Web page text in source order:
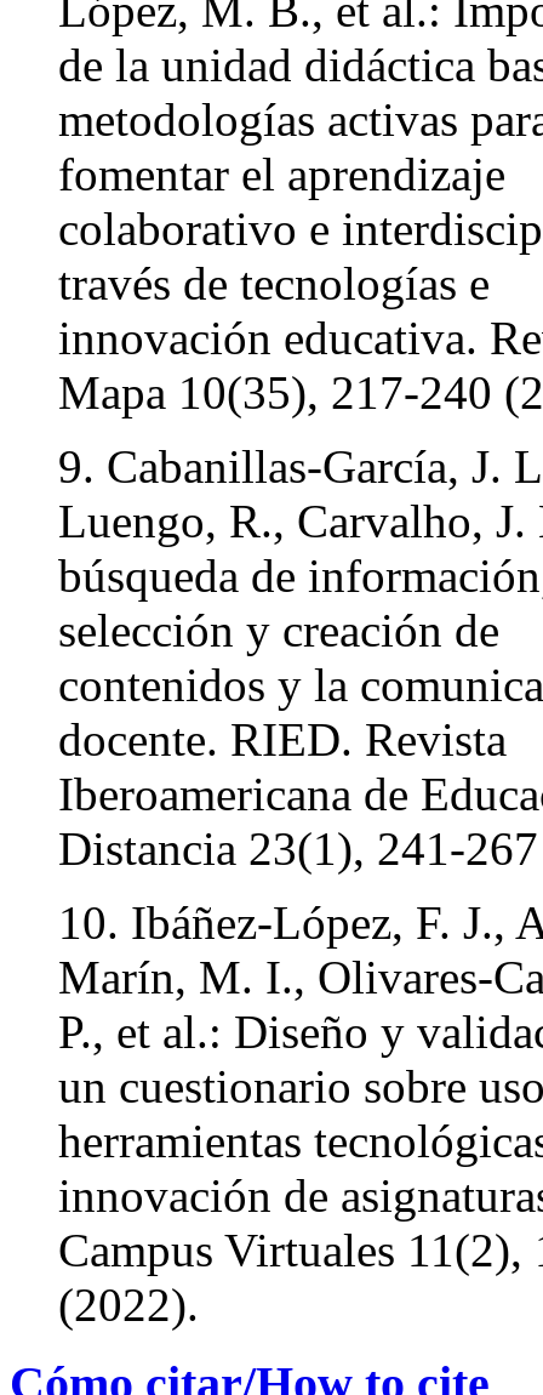
de la unidad didáctica
metodologías activas
fomentar el aprendizaje
colaborativo e
través de tecnologías e
innovación educativa.
Mapa 10(35), 217-240
9. Cabanillas-García, J.
Luengo, R., Carvalho,
búsqueda de
selección y creación de
contenidos y la
docente. RIED. Revista
Iberoamericana de
Distancia 23(1), 241-
10. Ibáñez-López, F. J.,
Marín, M. I., Olivares-
P., et al.: Diseño y
un cuestionario sobre
herramientas
innovación de
Campus Virtuales 11(2),
(2022).
Cómo citar/How to cite